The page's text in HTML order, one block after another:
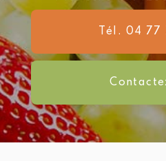
Tél. 04 77